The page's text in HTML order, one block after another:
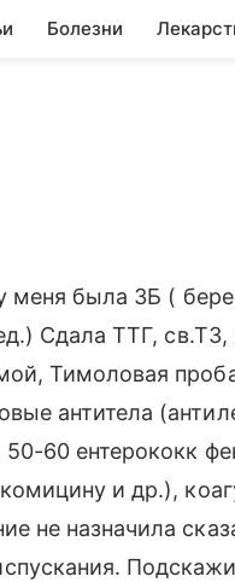
Болезни
меня была ЗБ (
Сдала ТТГ,
Тимоловая
антитела
60 ентерококк
и др.),
не назначила